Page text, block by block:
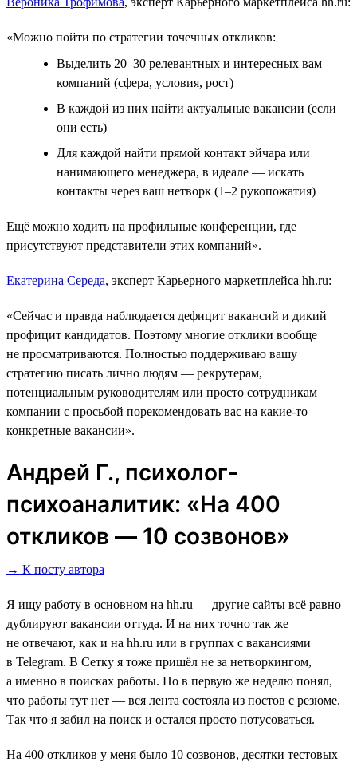
«Можно пойти по стратегии точечных откликов:
Выделить 20–30 релевантных и интересных вам
компаний (сфера, условия, рост)
В каждой из них найти актуальные вакансии (если
они есть)
Для каждой найти прямой контакт эйчара или
нанимающего менеджера, в идеале ― искать
контакты через ваш нетворк (1–2 рукопожатия)
Ещё можно ходить на профильные конференции, где
присутствуют представители этих компаний».
Екатерина Середа, эксперт Карьерного маркетплейса hh.ru:
«Сейчас и правда наблюдается дефицит вакансий и дикий
профицит кандидатов. Поэтому многие отклики вообще
не просматриваются. Полностью поддерживаю вашу
стратегию писать лично людям ― рекрутерам,
потенциальным руководителям или просто сотрудникам
компании с просьбой порекомендовать вас на какие-то
конкретные вакансии».
Андрей Г., психолог-
психоаналитик: «На 400
откликов ― 10 созвонов»
→ К посту автора
Я ищу работу в основном на hh.ru ― другие сайты всё равно
дублируют вакансии оттуда. И на них точно так же
не отвечают, как и на hh.ru или в группах с вакансиями
в Telegram. В Сетку я тоже пришёл не за нетворкингом,
а именно в поисках работы. Но в первую же неделю понял,
что работы тут нет ― вся лента состояла из постов с резюме.
Так что я забил на поиск и остался просто потусоваться.
На 400 откликов у меня было 10 созвонов, десятки тестовых